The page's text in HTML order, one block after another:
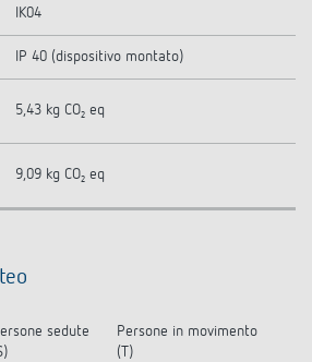
IK04
IP 40 (dispositivo montato)
5,43 kg CO₂ eq
9,09 kg CO₂ eq
sedute
Persone in movimento
(T)